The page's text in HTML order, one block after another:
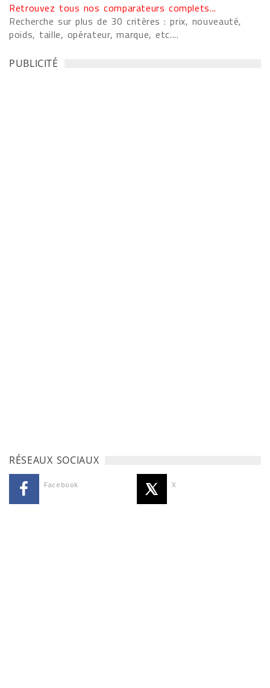
Retrouvez tous nos comparateurs complets...
Recherche sur plus de 30 critères : prix, nouveauté,
poids, taille, opérateur, marque, etc....
PUBLICITÉ
RÉSEAUX SOCIAUX
Facebook X